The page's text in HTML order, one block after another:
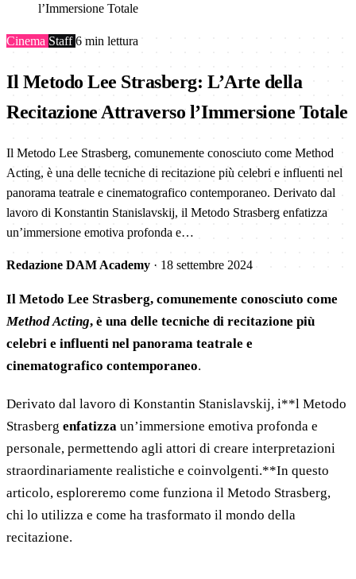
l’Immersione Totale
Cinema Staff6 min lettura
Il Metodo Lee Strasberg: L’Arte della
Recitazione Attraverso l’Immersione Totale
Il Metodo Lee Strasberg, comunemente conosciuto come Method
Acting, è una delle tecniche di recitazione più celebri e influenti nel
panorama teatrale e cinematografico contemporaneo. Derivato dal
lavoro di Konstantin Stanislavskij, il Metodo Strasberg enfatizza
un’immersione emotiva profonda e…
Redazione DAM Academy · 18 settembre 2024
Il Metodo Lee Strasberg, comunemente conosciuto come
Method Acting, è una delle tecniche di recitazione più
celebri e influenti nel panorama teatrale e
cinematografico contemporaneo.
Derivato dal lavoro di Konstantin Stanislavskij, i**l Metodo
Strasberg enfatizza un’immersione emotiva profonda e
personale, permettendo agli attori di creare interpretazioni
straordinariamente realistiche e coinvolgenti.**In questo
articolo, esploreremo come funziona il Metodo Strasberg,
chi lo utilizza e come ha trasformato il mondo della
recitazione.